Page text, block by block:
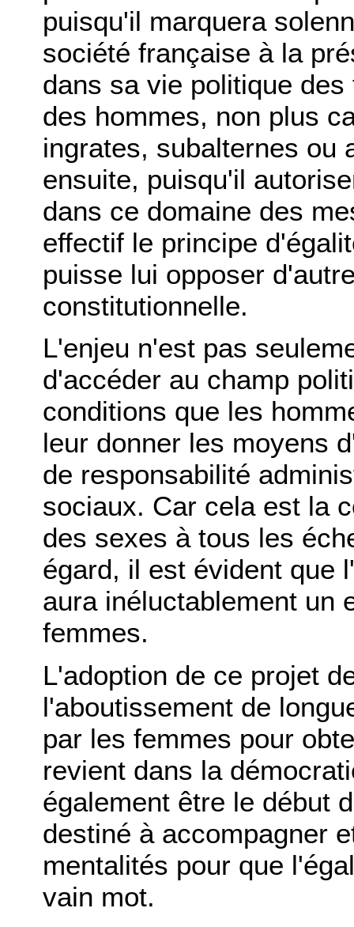
puisqu'il marquera
société française à la
dans sa vie politique
des hommes, non plus
ingrates, subalternes ou
ensuite, puisqu'il
dans ce domaine des
effectif le principe
puisse lui opposer
constitutionnelle.
L'enjeu n'est pas
d'accéder au champ
conditions que les
leur donner les moyens
de responsabilité
sociaux. Car cela est la
des sexes à tous les
égard, il est évident que
aura inéluctablement un
femmes.
L'adoption de ce projet
l'aboutissement de
par les femmes pour
revient dans la
également être le début
destiné à accompagner
mentalités pour que
vain mot.